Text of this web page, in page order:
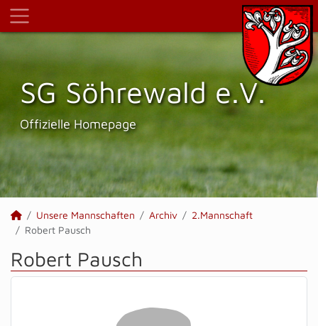
SG Söhrewald e.V.
Offizielle Homepage
Unsere Mannschaften Archiv
2.Mannschaft
Robert Pausch
Robert Pausch